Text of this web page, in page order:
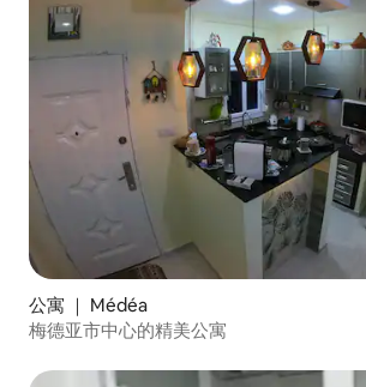
公寓 ｜ Médéa
梅德亚市中心的精美公寓